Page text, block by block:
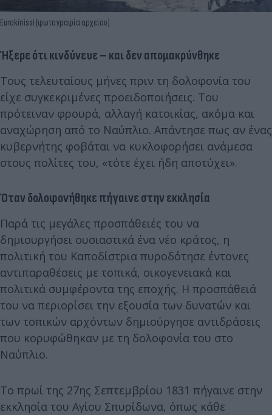
Eurokinissi (φωτογραφία αρχείου)
Ήξερε ότι κινδύνευε – και δεν απομακρύνθηκε
Τους τελευταίους μήνες πριν τη δολοφονία του
είχε συγκεκριμένες προειδοποιήσεις. Του
πρότειναν φρουρά, αλλαγή κατοικίας, ακόμα και
αναχώρηση από το Ναύπλιο. Απάντησε πως αν ένας
κυβερνήτης φοβάται να κυκλοφορήσει ανάμεσα
στους πολίτες του, «τότε έχει ήδη αποτύχει».
Όταν δολοφονήθηκε πήγαινε στην εκκλησία
Παρά τις μεγάλες προσπάθειές του να
δημιουργήσει ουσιαστικά ένα νέο κράτος, η
πολιτική του Καποδίστρια πυροδότησε έντονες
αντιπαραθέσεις με τοπικά, οικογενειακά και
πολιτικά συμφέροντα της εποχής. Η προσπάθειά
του να περιορίσει την εξουσία των δυνατών και
των τοπικών αρχόντων δημιούργησε αντιδράσεις
που κορυφώθηκαν με τη δολοφονία του στο
Ναύπλιο.
Το πρωί της 27ης Σεπτεμβρίου 1831 πήγαινε στην
εκκλησία του Αγίου Σπυρίδωνα, όπως κάθε